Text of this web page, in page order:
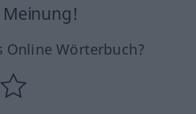
Meinung!
Wörterbuch?